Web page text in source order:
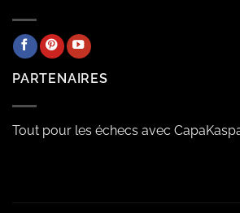
PARTENAIRES
Tout pour les échecs avec